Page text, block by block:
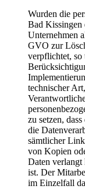
Wurden die
Bad Kissingen
Unternehmen
GVO zur
verpflichtet,
technischer
zu setzen,
die
sämtlicher
von Kopien
Daten verlangt
ist. Der
im Einzelfall